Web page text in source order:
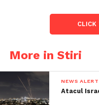
CLICK
More in Stiri
NEWS ALERT
Atacul